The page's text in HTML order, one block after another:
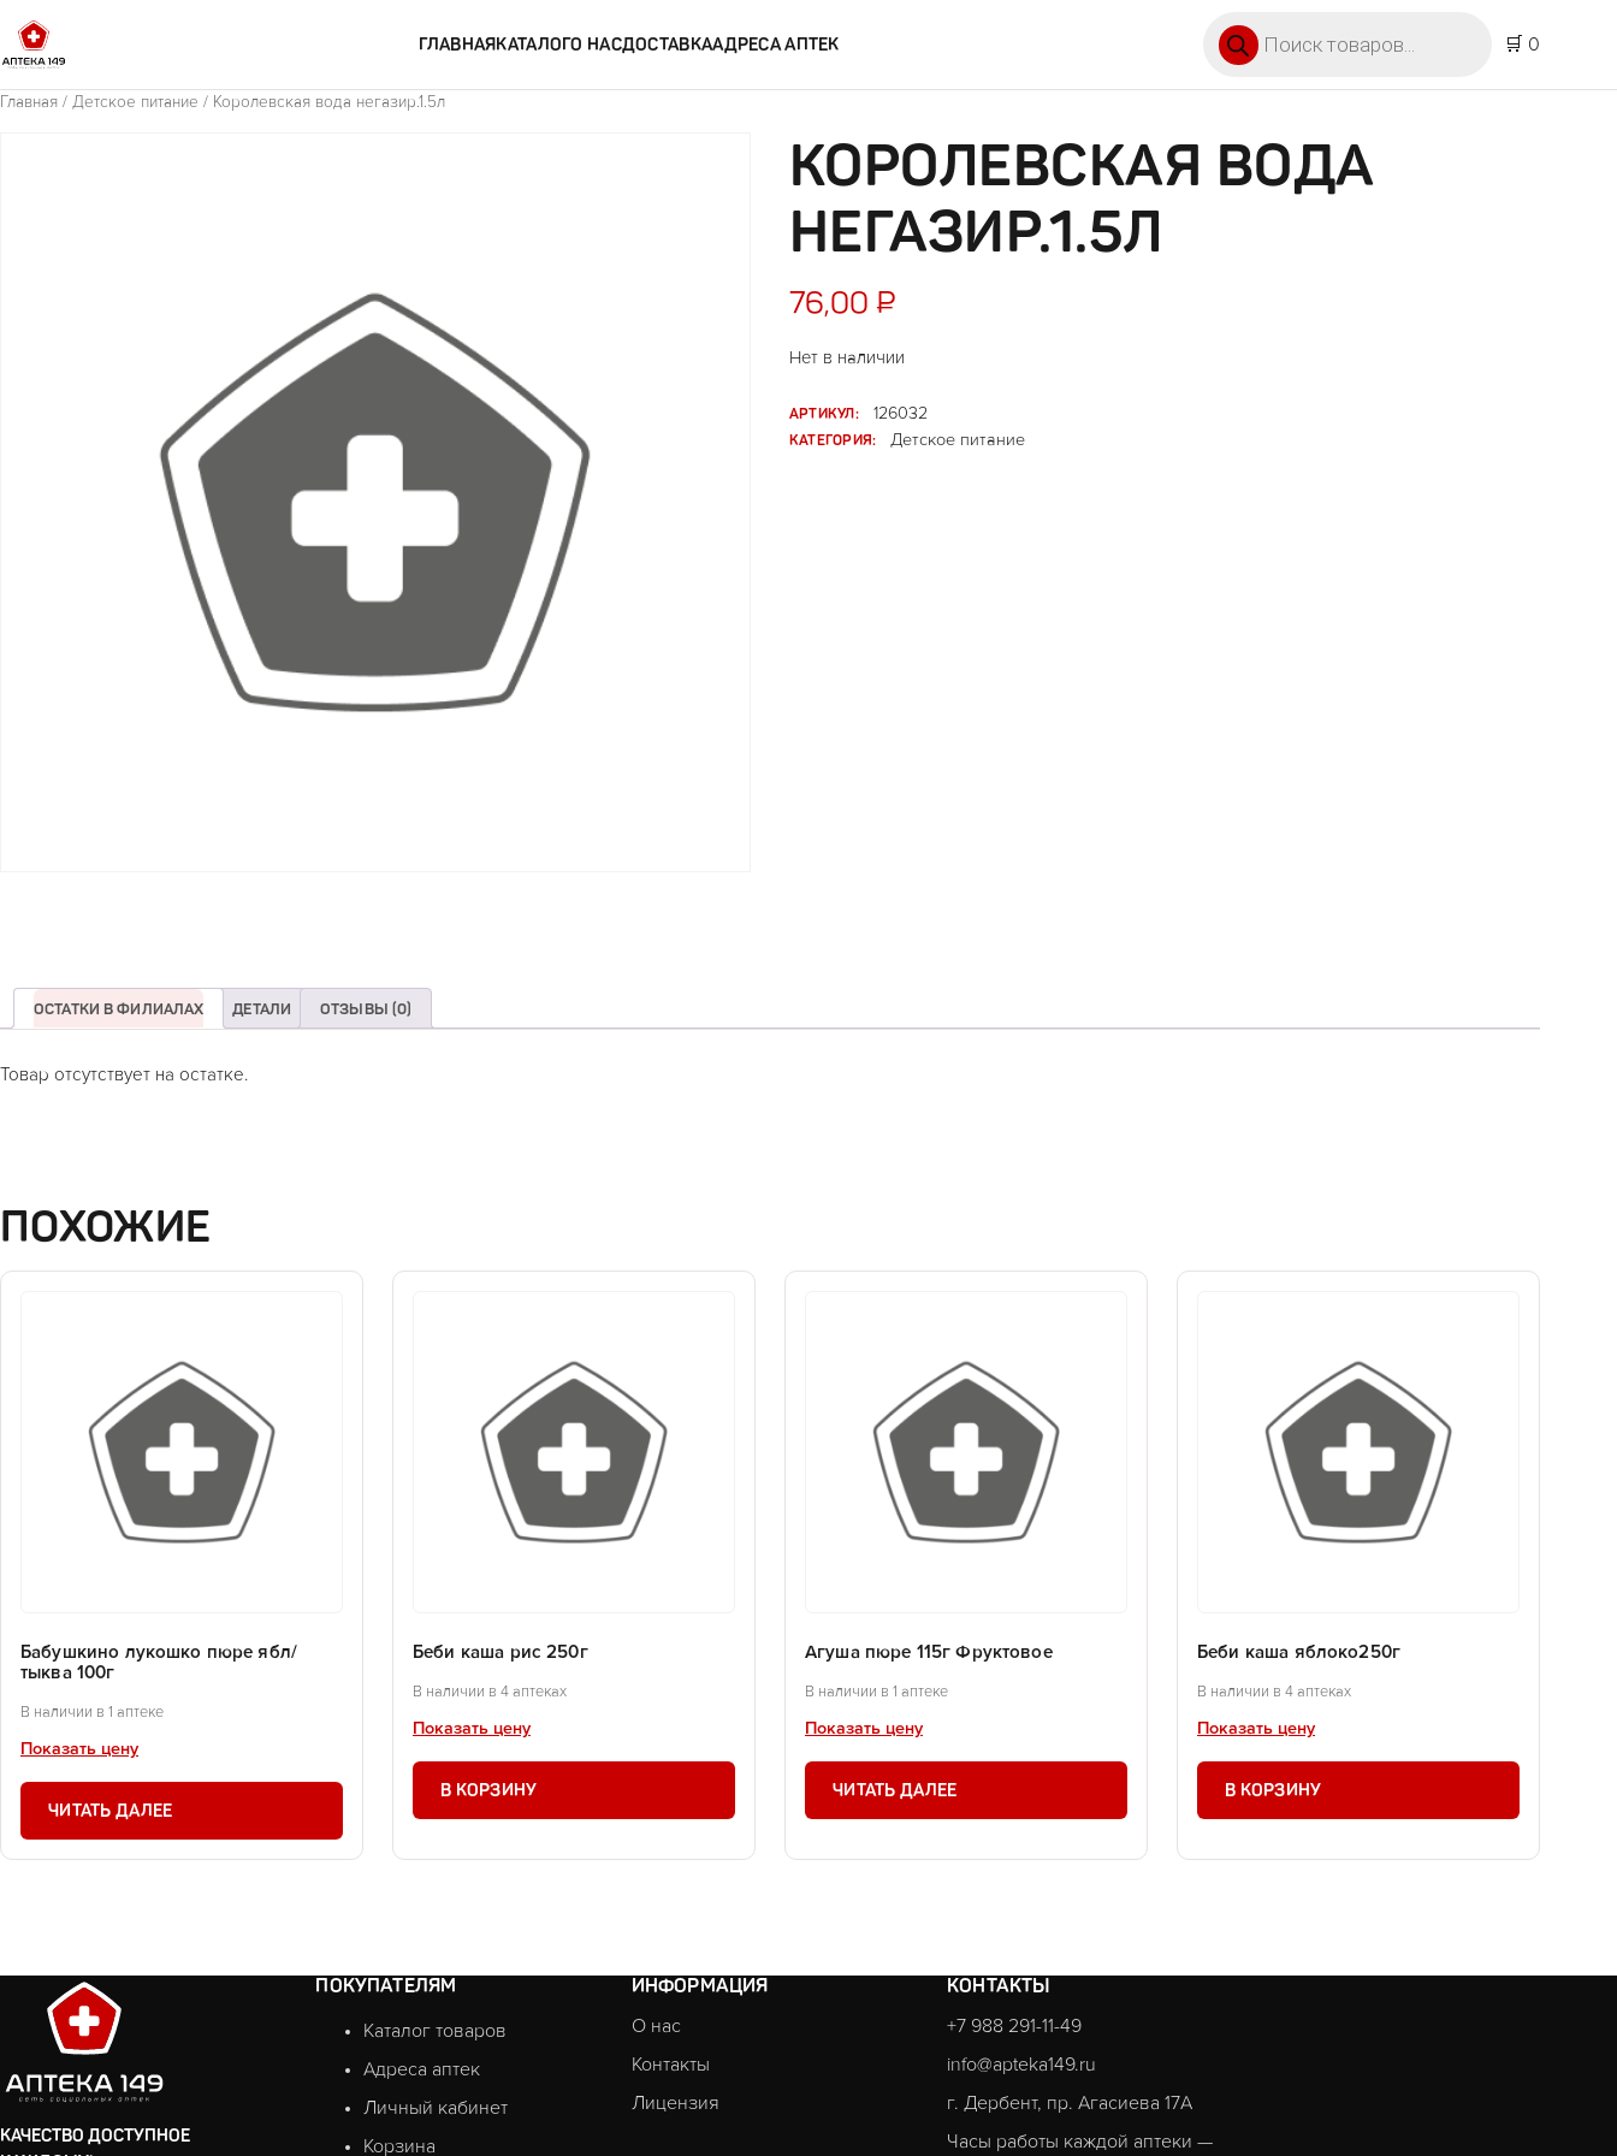
ГЛАВНАЯКАТАЛОГО НАСДОСТАВКААДРЕСА АПТЕК
🛒 0
Главная / Детское питание / Королевская вода негазир.1.5л
КОРОЛЕВСКАЯ ВОДА
НЕГАЗИР.1.5Л
76,00 ₽
Нет в наличии
АРТИКУЛ:
126032
КАТЕГОРИЯ:
Детское питание
ОСТАТКИ В ФИЛИАЛАХ ДЕТАЛИ ОТЗЫВЫ (0)
Товар отсутствует на остатке.
ПОХОЖИЕ
Бабушкино лукошко пюре ябл/
тыква 100г
В наличии в 1 аптеке
Показать цену
ЧИТАТЬ ДАЛЕЕ
Беби каша рис 250г
В наличии в 4 аптеках
Показать цену
В КОРЗИНУ
Агуша пюре 115г Фруктовое
В наличии в 1 аптеке
Показать цену
ЧИТАТЬ ДАЛЕЕ
Беби каша яблоко250г
В наличии в 4 аптеках
Показать цену
В КОРЗИНУ
КАЧЕСТВО ДОСТУПНОЕ
ПОКУПАТЕЛЯМ
Каталог товаров
Адреса аптек
Личный кабинет
Корзина
ИНФОРМАЦИЯ
О нас
Контакты
Лицензия
КОНТАКТЫ
+7 988 291-11-49
info@apteka149.ru
г. Дербент, пр. Агасиева 17А
Часы работы каждой аптеки —